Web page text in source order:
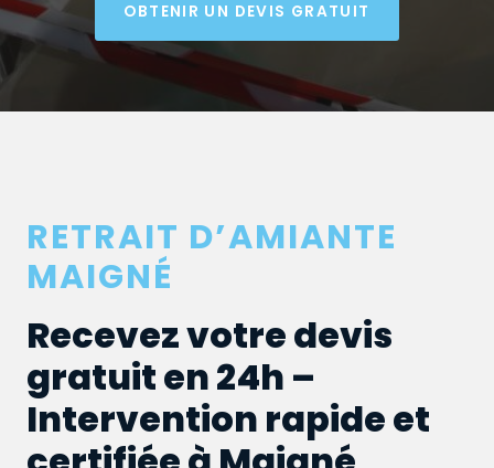
OBTENIR UN DEVIS GRATUIT
RETRAIT D’AMIANTE
MAIGNÉ
Recevez votre devis
gratuit en 24h –
Intervention rapide et